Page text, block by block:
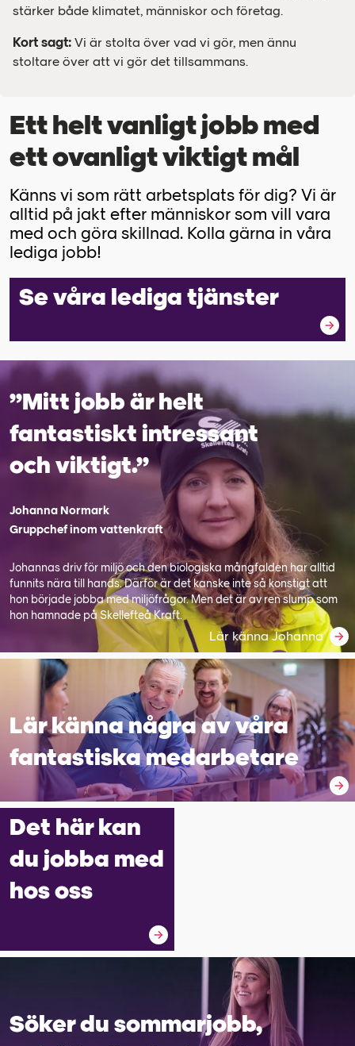
stärker både klimatet, människor och företag.
Kort sagt: Vi är stolta över vad vi gör, men ännu
stoltare över att vi gör det tillsammans.
Ett helt vanligt jobb med
ett ovanligt viktigt mål
Känns vi som rätt arbetsplats för dig? Vi är
alltid på jakt efter människor som vill vara
med och göra skillnad. Kolla gärna in våra
lediga jobb!
Se våra lediga tjänster
”Mitt jobb är helt
fantastiskt intressant
och viktigt.”
Johanna Normark
Gruppchef inom vattenkraft
Johannas driv för miljö och den biologiska mångfalden har alltid
funnits nära till hands. Därför är det kanske inte så konstigt att
hon började jobba med miljöfrågor. Men det är av ren slump som
hon hamnade på Skellefteå Kraft.
Lär känna Johanna
Lär känna några av våra
fantastiska med­arbetare
Det här kan
du jobba med
hos oss
Söker du sommar­jobb,